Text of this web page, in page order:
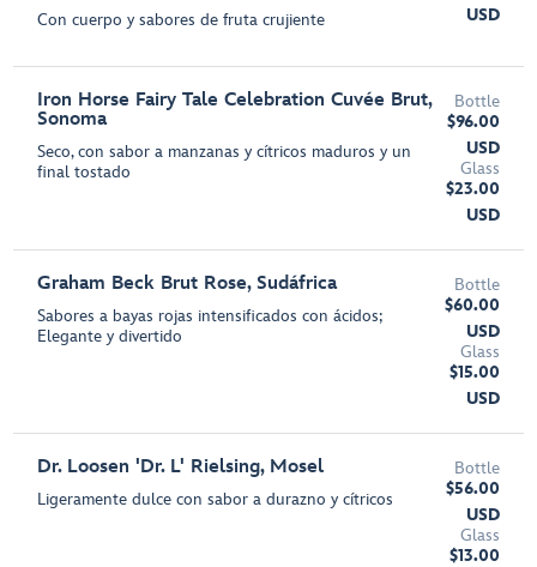
Con cuerpo y sabores de fruta crujiente
USD
Iron Horse Fairy Tale Celebration Cuvée Brut,
Sonoma
Seco, con sabor a manzanas y cítricos maduros y un
final tostado
Bottle
$96.00
USD
Glass
$23.00
USD
Graham Beck Brut Rose, Sudáfrica
Sabores a bayas rojas intensificados con ácidos;
Elegante y divertido
Bottle
$60.00
USD
Glass
$15.00
USD
Dr. Loosen 'Dr. L' Rielsing, Mosel
Ligeramente dulce con sabor a durazno y cítricos
Bottle
$56.00
USD
Glass
$13.00